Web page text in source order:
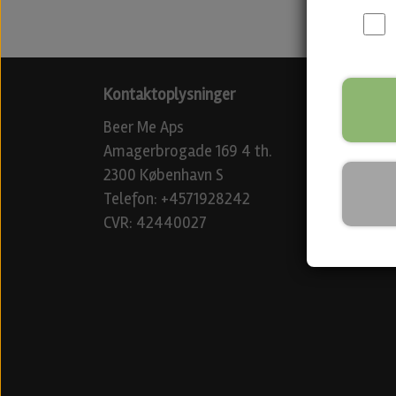
Kontaktoplysninger
Beer Me Aps
Amagerbrogade 169 4 th.
2300 København S
Telefon: +4571928242
CVR: 42440027